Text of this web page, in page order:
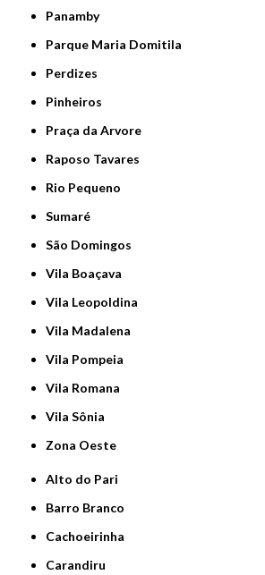
Panamby
Parque Maria Domitila
Perdizes
Pinheiros
Praça da Arvore
Raposo Tavares
Rio Pequeno
Sumaré
São Domingos
Vila Boaçava
Vila Leopoldina
Vila Madalena
Vila Pompeia
Vila Romana
Vila Sônia
Zona Oeste
Alto do Pari
Barro Branco
Cachoeirinha
Carandiru